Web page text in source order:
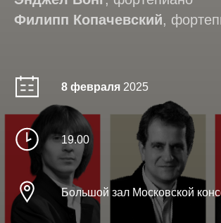
Филипп Копачевский,
8 февраля 2025
19.00
Большой зал Московской